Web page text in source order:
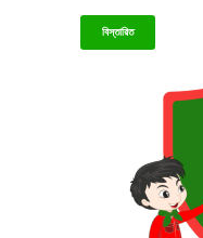
বিস্তারিত